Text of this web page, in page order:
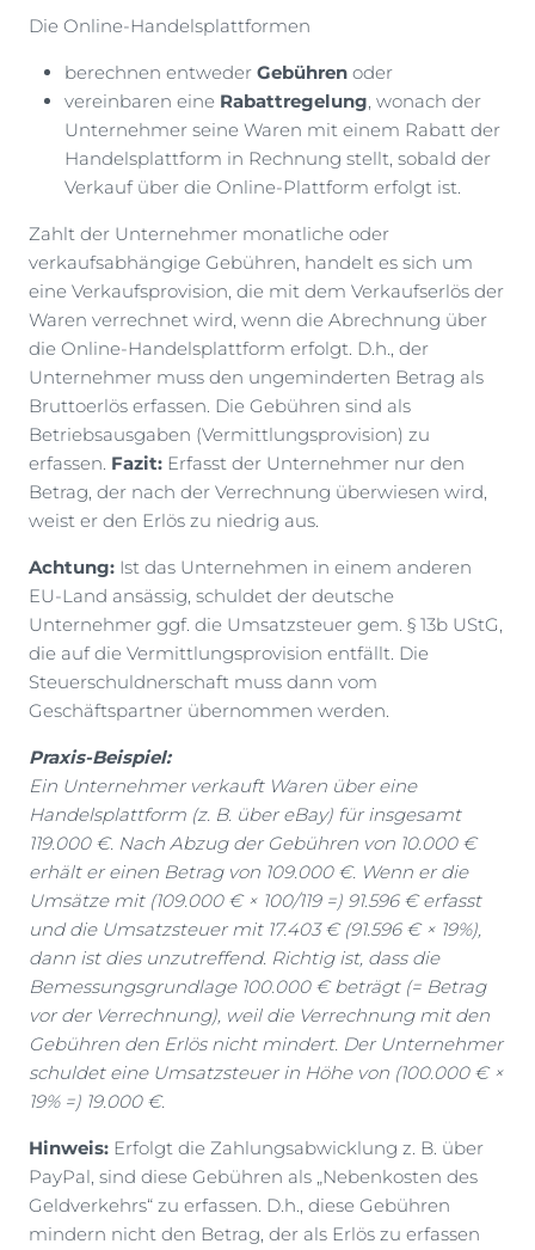
Die Online-Handelsplattformen
berechnen entweder Gebühren oder
vereinbaren eine Rabattregelung, wonach der
Unternehmer seine Waren mit einem Rabatt der
Handelsplattform in Rechnung stellt, sobald der
Verkauf über die Online-Plattform erfolgt ist.
Zahlt der Unternehmer monatliche oder
verkaufsabhängige Gebühren, handelt es sich um
eine Verkaufsprovision, die mit dem Verkaufserlös der
Waren verrechnet wird, wenn die Abrechnung über
die Online-Handelsplattform erfolgt. D.h., der
Unternehmer muss den ungeminderten Betrag als
Bruttoerlös erfassen. Die Gebühren sind als
Betriebsausgaben (Vermittlungsprovision) zu
erfassen. Fazit: Erfasst der Unternehmer nur den
Betrag, der nach der Verrechnung überwiesen wird,
weist er den Erlös zu niedrig aus.
Achtung: Ist das Unternehmen in einem anderen
EU-Land ansässig, schuldet der deutsche
Unternehmer ggf. die Umsatzsteuer gem. § 13b UStG,
die auf die Vermittlungsprovision entfällt. Die
Steuerschuldnerschaft muss dann vom
Geschäftspartner übernommen werden.
Praxis-Beispiel:
Ein Unternehmer verkauft Waren über eine
Handelsplattform (z. B. über eBay) für insgesamt
119.000 €. Nach Abzug der Gebühren von 10.000 €
erhält er einen Betrag von 109.000 €. Wenn er die
Umsätze mit (109.000 € × 100/119 =) 91.596 € erfasst
und die Umsatzsteuer mit 17.403 € (91.596 € × 19%),
dann ist dies unzutreffend. Richtig ist, dass die
Bemessungsgrundlage 100.000 € beträgt (= Betrag
vor der Verrechnung), weil die Verrechnung mit den
Gebühren den Erlös nicht mindert. Der Unternehmer
schuldet eine Umsatzsteuer in Höhe von (100.000 € ×
19% =) 19.000 €.
Hinweis: Erfolgt die Zahlungsabwicklung z. B. über
PayPal, sind diese Gebühren als „Nebenkosten des
Geldverkehrs“ zu erfassen. D.h., diese Gebühren
mindern nicht den Betrag, der als Erlös zu erfassen